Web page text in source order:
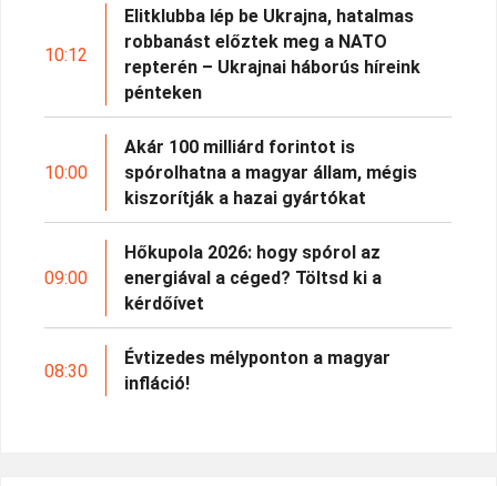
10:12
Elitklubba lép be Ukrajna, hatalmas
robbanást előztek meg a NATO
repterén – Ukrajnai háborús híreink
pénteken
10:00
Akár 100 milliárd forintot is
spórolhatna a magyar állam, mégis
kiszorítják a hazai gyártókat
09:00
Hőkupola 2026: hogy spórol az
energiával a céged? Töltsd ki a
kérdőívet
08:30
Évtizedes mélyponton a magyar
infláció!